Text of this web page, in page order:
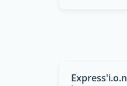
Express'i.o.n